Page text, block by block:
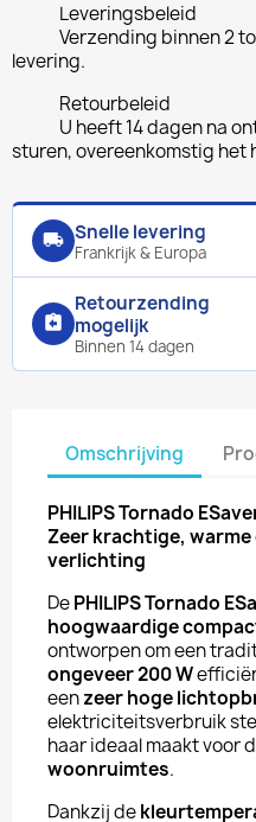
Leveringsbeleid
Verzending binnen 2
levering.
Retourbeleid
U heeft 14 dagen na
sturen, overeenkomstig het
local_shipping Snelle levering
Frankrijk & Europa
assignment_return
Retourzending
mogelijk
Binnen 14 dagen
Omschrijving
PHILIPS Tornado
Zeer krachtige,
verlichting
DePHILIPS Tornado
hoogwaardige
ontworpen om een
ongeveer 200 W
eenzeer hoge
elektriciteitsverbruik
haar ideaal maakt voor
woonruimtes.
Dankzij de